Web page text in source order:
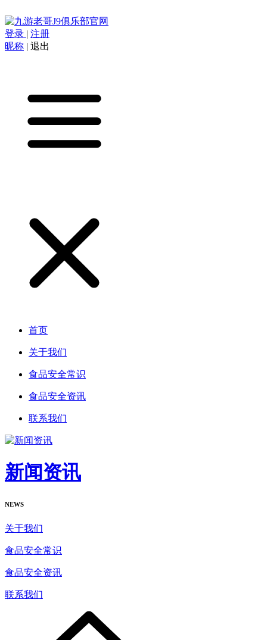
登录 | 注册
昵称 | 退出
首页
关于我们
食品安全常识
食品安全资讯
联系我们
新闻资讯
NEWS
关于我们
食品安全常识
食品安全资讯
联系我们